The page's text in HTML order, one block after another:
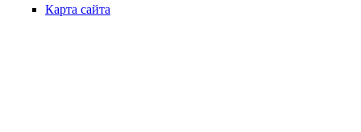
Карта сайта